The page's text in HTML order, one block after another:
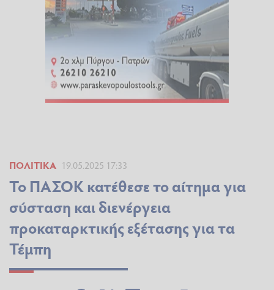
ΠΟΛΙΤΙΚΆ 19.05.2025 17:33
Το ΠΑΣΟΚ κατέθεσε το αίτημα για
σύσταση και διενέργεια
προκαταρκτικής εξέτασης για τα
Τέμπη